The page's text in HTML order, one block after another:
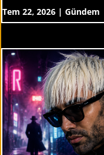
Tem 22, 2026 | Gündem